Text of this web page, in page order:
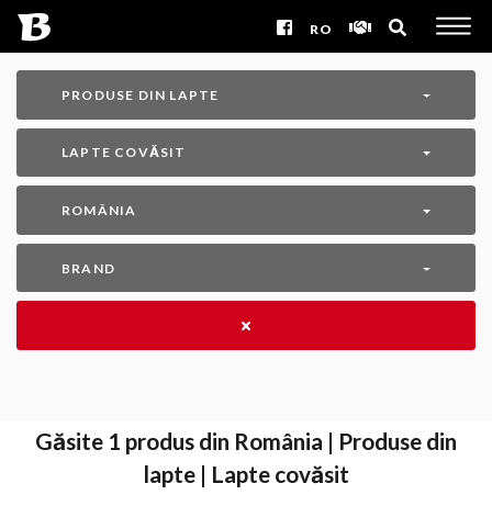
RO
PRODUSE DIN LAPTE
LAPTE COVĂSIT
ROMÂNIA
BRAND
Găsite 1 produs din România | Produse din
lapte | Lapte covăsit